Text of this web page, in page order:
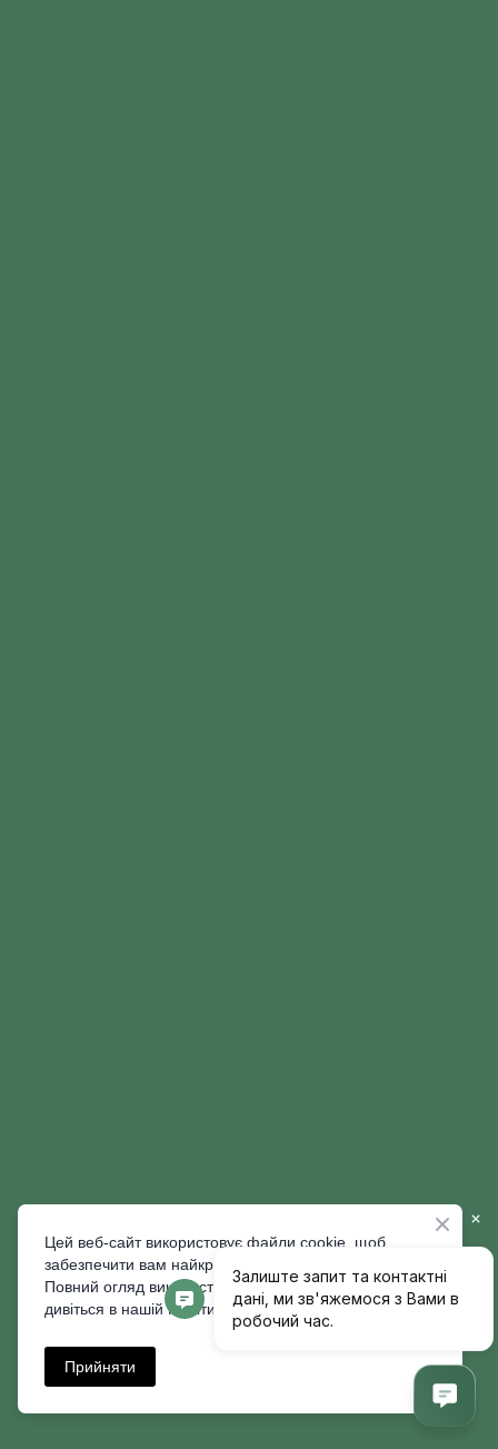
Цей веб-сайт використовує файли cookie, щоб
забезпечити вам найкращий користувацький досвід.
Повний огляд використовуваних файлів cookie
дивіться в нашій Політиці конфіденційності.
Прийняти